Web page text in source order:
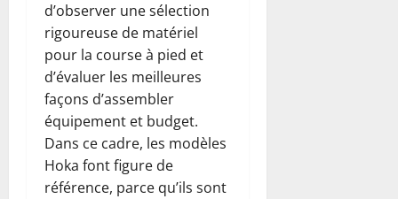
d’observer une sélection
rigoureuse de matériel
pour la course à pied et
d’évaluer les meilleures
façons d’assembler
équipement et budget.
Dans ce cadre, les modèles
Hoka font figure de
référence, parce qu’ils sont